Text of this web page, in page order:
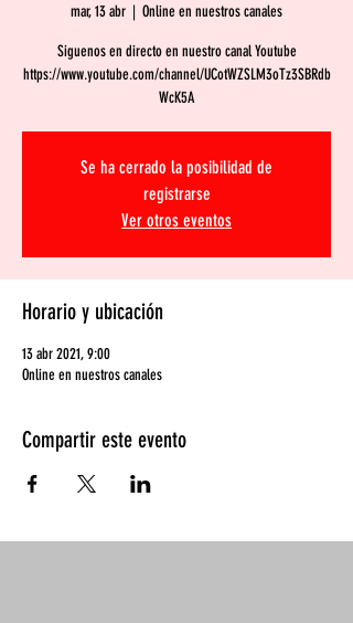
mar, 13 abr
  |
Online en nuestros canales
Siguenos en directo en nuestro canal Youtube
https://www.youtube.com/channel/UCotWZSLM3oTz3SBRdb
Se ha cerrado la posibilidad de
registrarse
Ver otros eventos
Horario y ubicación
13 abr 2021, 9:00
Online en nuestros canales
Compartir este evento